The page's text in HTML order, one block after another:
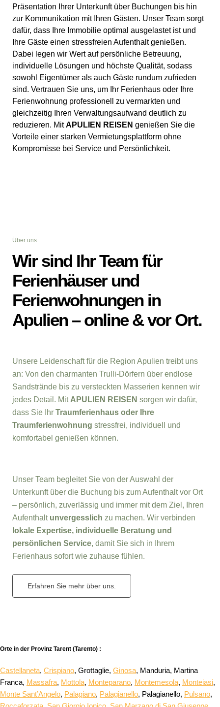
Präsentation Ihrer Unterkunft über Buchungen bis hin
zur Kommunikation mit Ihren Gästen. Unser Team sorgt
dafür, dass Ihre Immobilie optimal ausgelastet ist und
Ihre Gäste einen stressfreien Aufenthalt genießen.
Dabei legen wir Wert auf persönliche Betreuung,
individuelle Lösungen und höchste Qualität, sodass
sowohl Eigentümer als auch Gäste rundum zufrieden
sind. Vertrauen Sie uns, um Ihr Ferienhaus oder Ihre
Ferienwohnung professionell zu vermarkten und
gleichzeitig Ihren Verwaltungsaufwand deutlich zu
reduzieren. MitAPULIEN REISEN genießen Sie die
Vorteile einer starken Vermietungsplattform ohne
Kompromisse bei Service und Persönlichkeit.
Über uns
Wir sind Ihr Team für
Ferienhäuser und
Ferienwohnungen in
Apulien – online & vor Ort.
Unsere Leidenschaft für die Region Apulien treibt uns
an: Von den charmanten Trulli-Dörfern über endlose
Sandstrände bis zu versteckten Masserien kennen wir
jedes Detail. Mit APULIEN REISEN sorgen wir dafür,
dass Sie Ihr Traumferienhaus oder Ihre
Traumferienwohnung stressfrei, individuell und
komfortabel genießen können.
Unser Team begleitet Sie von der Auswahl der
Unterkunft über die Buchung bis zum Aufenthalt vor Ort
– persönlich, zuverlässig und immer mit dem Ziel, Ihren
Aufenthalt unvergesslich zu machen. Wir verbinden
lokale Expertise, individuelle Beratung und
persönlichen Service, damit Sie sich in Ihrem
Ferienhaus sofort wie zuhause fühlen.
Erfahren Sie mehr über uns.
Orte in der Provinz Tarent (Tarento) :
Castellaneta, Crispiano, Grottaglie, Ginosa, Manduria, Martina
Franca, Massafra, Mottola, Monteparano, Montemesola, Monteiasi,
Monte Sant’Angelo, Palagiano, Palagianello, Palagianello, Pulsano,